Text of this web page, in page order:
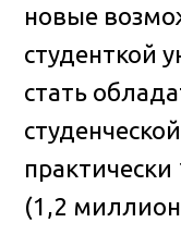
новые
студенткой
стать
(1,2